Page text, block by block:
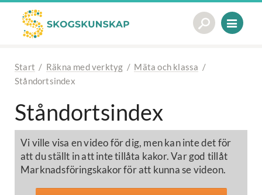
Start / Räkna med verktyg / Mäta och klassa /
Ståndortsindex
Ståndortsindex
Vi ville visa en video för dig, men kan inte det för
att du ställt in att inte tillåta kakor. Var god tillåt
Marknadsföringskakor för att kunna se videon.